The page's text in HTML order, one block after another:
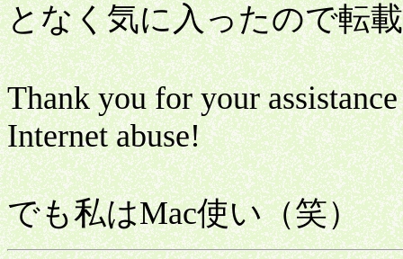
となく気に入ったので転
Thank you for your
Internet abuse!
でも私はMac使い（笑）